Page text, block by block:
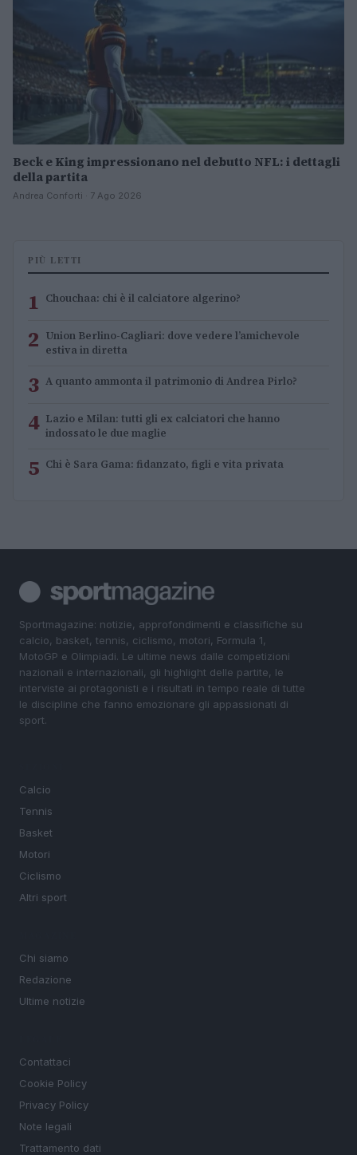
Beck e King impressionano nel debutto NFL: i dettagli
della partita
Andrea Conforti · 7 Ago 2026
PIÙ LETTI
1 Chouchaa: chi è il calciatore algerino?
2 Union Berlino-Cagliari: dove vedere l’amichevole
estiva in diretta
3 A quanto ammonta il patrimonio di Andrea Pirlo?
4 Lazio e Milan: tutti gli ex calciatori che hanno
indossato le due maglie
5 Chi è Sara Gama: fidanzato, figli e vita privata
Sportmagazine: notizie, approfondimenti e classifiche su
calcio, basket, tennis, ciclismo, motori, Formula 1,
MotoGP e Olimpiadi. Le ultime news dalle competizioni
nazionali e internazionali, gli highlight delle partite, le
interviste ai protagonisti e i risultati in tempo reale di tutte
le discipline che fanno emozionare gli appassionati di
sport.
Calcio
Tennis
Basket
Motori
Ciclismo
Altri sport
Chi siamo
Redazione
Ultime notizie
Contattaci
Cookie Policy
Privacy Policy
Note legali
Trattamento dati